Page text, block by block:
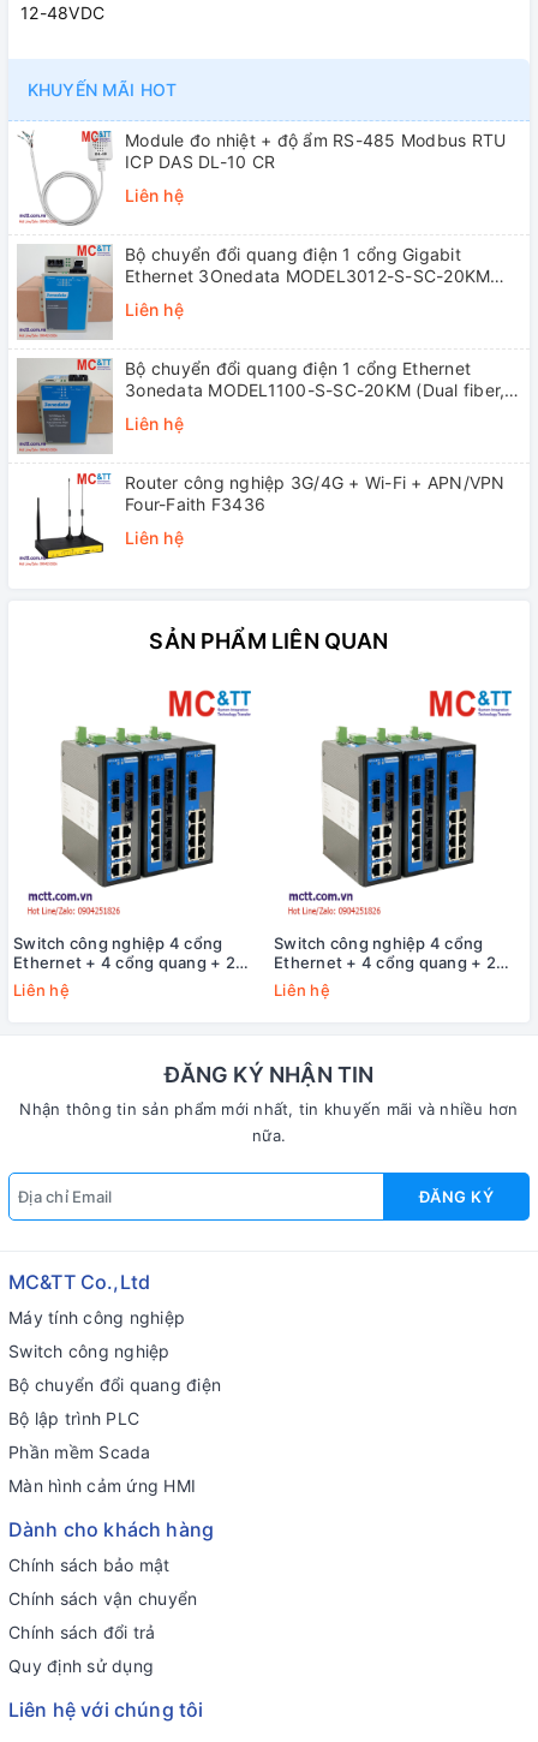
12-48VDC
KHUYẾN MÃI HOT
Module đo nhiệt + độ ẩm RS-485 Modbus RTU
ICP DAS DL-10 CR
Liên hệ
Bộ chuyển đổi quang điện 1 cổng Gigabit
Ethernet 3Onedata MODEL3012-S-SC-20KM
Liên hệ
Bộ chuyển đổi quang điện 1 cổng Ethernet
3onedata MODEL1100-S-SC-20KM (Dual fiber,
Liên hệ
Router công nghiệp 3G/4G + Wi-Fi + APN/VPN
Four-Faith F3436
Liên hệ
SẢN PHẨM LIÊN QUAN
Switch công nghiệp 4 cổng
Ethernet + 4 cổng quang + 2
cổng Gigabit SFP 3Onedata
IES2010-4T4F2GS-P220
Liên hệ
Switch công nghiệp 4 cổng
Ethernet + 4 cổng quang + 2
cổng Gigabit SFP 3Onedata
IES2010-4T4F2GS-2P48
Liên hệ
ĐĂNG KÝ NHẬN TIN
Nhận thông tin sản phẩm mới nhất, tin khuyến mãi và nhiều hơn
nữa.
ĐĂNG KÝ
MC&TT Co.,Ltd
Máy tính công nghiệp
Switch công nghiệp
Bộ chuyển đổi quang điện
Bộ lập trình PLC
Phần mềm Scada
Màn hình cảm ứng HMI
Dành cho khách hàng
Chính sách bảo mật
Chính sách vận chuyển
Chính sách đổi trả
Quy định sử dụng
Liên hệ với chúng tôi